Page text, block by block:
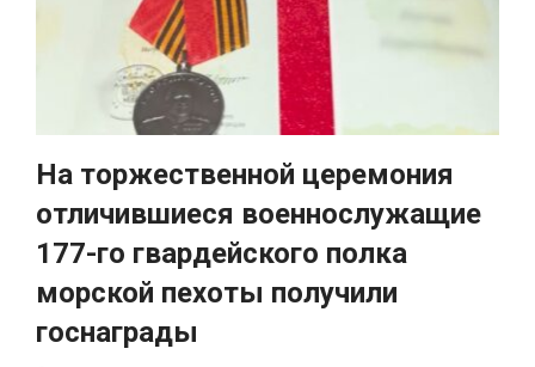
На торжественной церемония
отличившиеся военнослужащие
177-го гвардейского полка
морской пехоты получили
госнаграды